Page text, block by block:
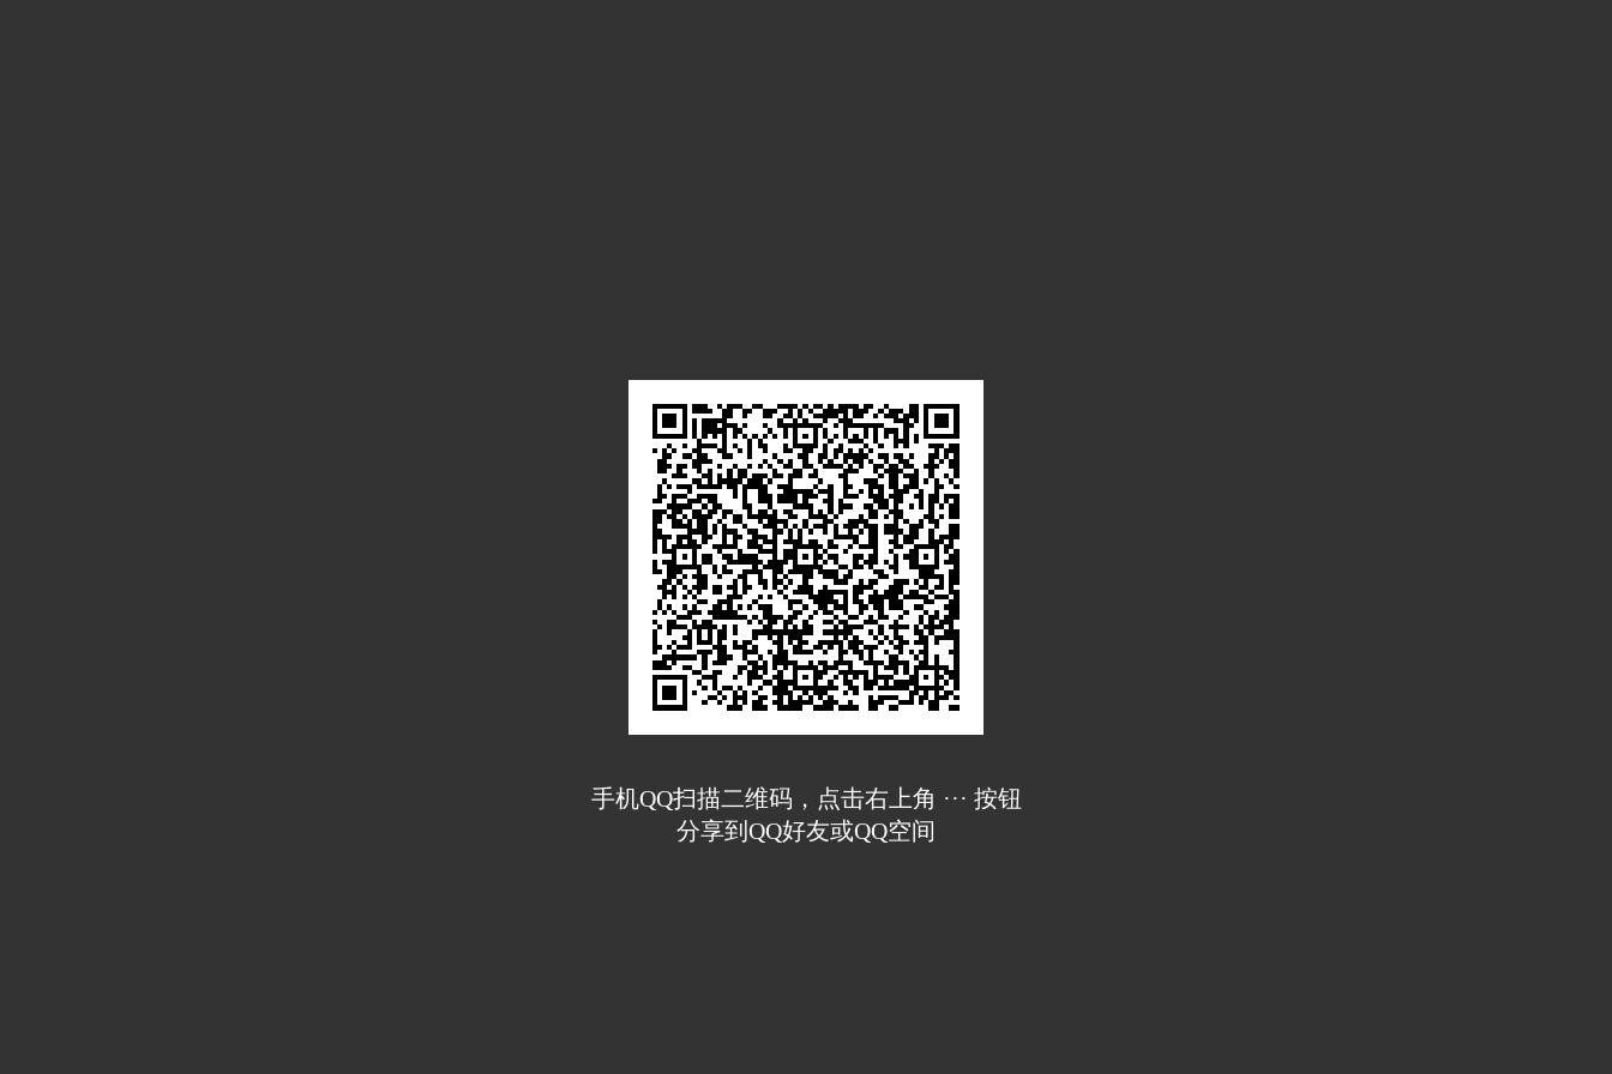
手机QQ扫描二维码，点击右上角 ··· 按钮
分享到QQ好友或QQ空间